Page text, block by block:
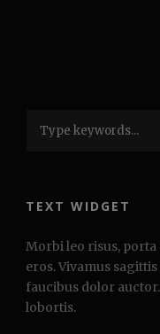
TEXT WIDGET
Morbi leo risus, porta
eros. Vivamus
faucibus dolor
lobortis.